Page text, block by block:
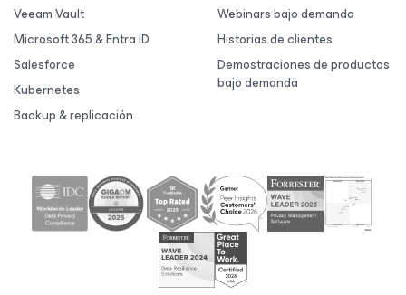
Veeam Vault
Microsoft 365 & Entra ID
Salesforce
Kubernetes
Backup & replicación
Webinars bajo demanda
Historias de clientes
Demostraciones de productos
bajo demanda